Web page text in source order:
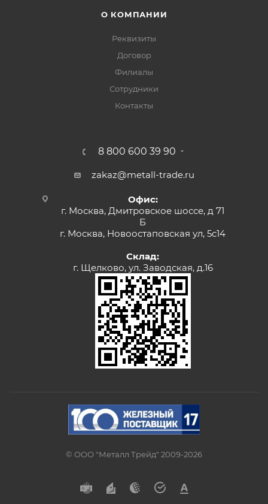
О КОМПАНИИ
Реквизиты
Договор
Филиалы
Сотрудники
Контакты
8 800 600 39 90
zakaz@metall-trade.ru
Офис:
г. Москва, Дмитровское шоссе, д 71
Б
г. Москва, Новоостаповская ул, 5с14
Склад:
г. Щелково, ул. Заводская, д.16
© ООО "Металл Трейд" 2009-2026